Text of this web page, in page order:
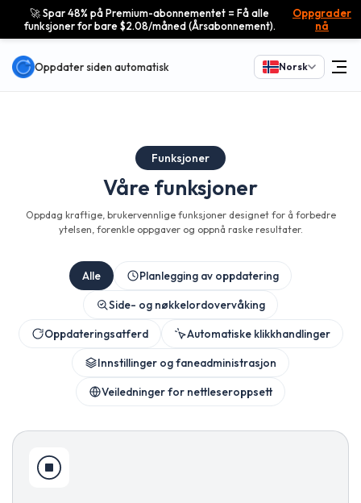
🚀 Spar 48% på Premium-abonnementet = Få alle
funksjoner for bare $2.08/måned (Årsabonnement).
Oppgrader
nå
Oppdater siden automatisk Norsk
Funksjoner
Våre funksjoner
Oppdag kraftige, brukervennlige funksjoner designet for å forbedre
ytelsen, forenkle oppgaver og oppnå raske resultater.
Alle
Planlegging av oppdatering
Side- og nøkkelordovervåking
Oppdateringsatferd
Automatiske klikkhandlinger
Innstillinger og faneadministrasjon
Veiledninger for nettleseroppsett